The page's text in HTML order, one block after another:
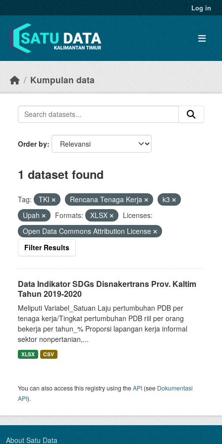
Log in
Kumpulan data
Order by
1 dataset found
Tag: TKI Rencana Tenaga Kerja
k3
Upah
Formats: XLSX
Licenses:
Open Data Commons Attribution License
Filter Results
Data Indikator SDGs Disnakertrans Prov. Kaltim
Tahun 2019-2020
Meliputi Variabel_Satuan Laju pertumbuhan PDB per
tenaga kerja/Tingkat pertumbuhan PDB riil per orang
bekerja per tahun_% Proporsi lapangan kerja informal
sektor nonpertanian,...
XLSX CSV
You can also access this registry using theAPI (see Dokumentasi
API).
About Satu Data